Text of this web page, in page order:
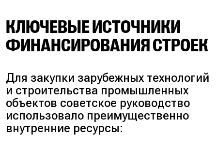
КЛЮЧЕВЫЕ ИСТОЧНИКИ
ФИНАНСИРОВАНИЯ СТРОЕК
Для закупки зарубежных технологий
и строительства промышленных
объектов советское руководство
использовало преимущественно
внутренние ресурсы: